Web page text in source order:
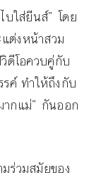
ใส่ยีนส์” โดย
ต่งหน้าสวม
ดีโอควบคู่กับ
ค์ ทำให้ถึงกับ
ากแม่” กันออก
ร่วมสมัยของ